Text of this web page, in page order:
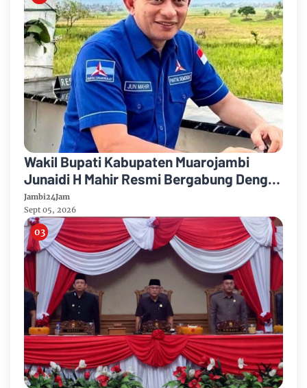
Wakil Bupati Kabupaten Muarojambi
Junaidi H Mahir Resmi Bergabung Dengan
Partai Demikrat
Jambi24Jam
Sept 05, 2026